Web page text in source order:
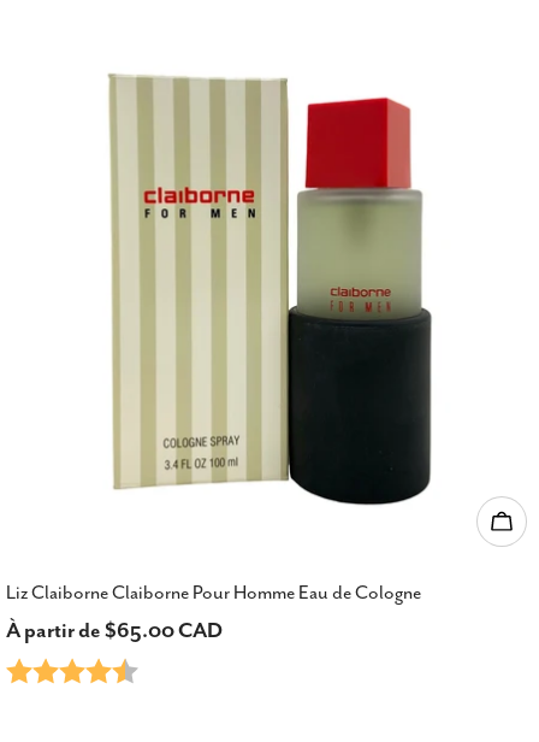
Liz Claiborne Claiborne Pour Homme Eau de Cologne
Prix
À partir de $65.00 CAD
Note: